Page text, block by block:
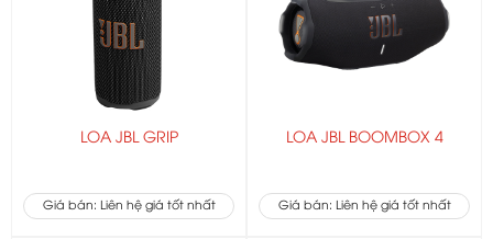
LOA JBL GRIP
Giá bán: Liên hệ giá tốt nhất
LOA JBL BOOMBOX 4
Giá bán: Liên hệ giá tốt nhất